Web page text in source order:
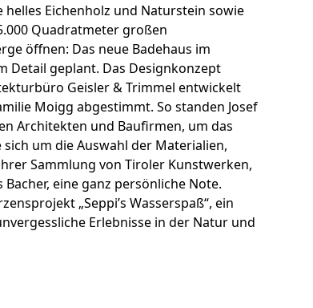
Eichenholz und Naturstein sowie
Quadratmeter großen
öffnen: Das neue Badehaus im
Detail geplant. Das Designkonzept
Geisler & Trimmel entwickelt
Moigg abgestimmt. So standen Josef
Architekten und Baufirmen, um das
um die Auswahl der Materialien,
Sammlung von Tiroler Kunstwerken,
eine ganz persönliche Note.
„Seppi’s Wasserspaß“, ein
Erlebnisse in der Natur und